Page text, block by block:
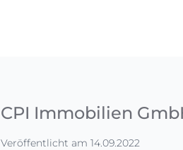
CPI Immobilien
Veröffentlicht am 14.09.2022